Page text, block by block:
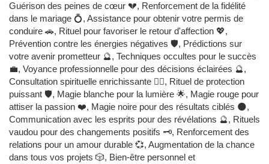
Guérison des peines de cœur 💔, Renforcement de la fidélité
dans le mariage 💍, Assistance pour obtenir votre permis de
conduire 🚗, Rituel pour favoriser le retour d'affection 💖,
Prévention contre les énergies négatives 🛡️, Prédictions sur
votre avenir prometteur 🔮, Techniques occultes pour le succès
💼, Voyance professionnelle pour des décisions éclairées 🔮,
Consultation spirituelle enrichissante 🧙‍♂️, Rituel de protection
puissant 🛡️, Magie blanche pour la lumière 🌟, Magie rouge pour
attiser la passion ❤️, Magie noire pour des résultats ciblés 🌑,
Communication avec les esprits pour des révélations 🔮, Rituels
vaudou pour des changements positifs 🗝️, Renforcement des
relations pour un amour durable 💞, Augmentation de la chance
dans tous vos projets 🎲, Bien-être personnel et